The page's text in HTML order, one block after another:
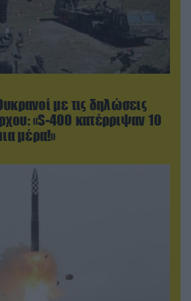
με τις δηλώσεις
«S-400 κατέρριψαν 10
μέρα!»